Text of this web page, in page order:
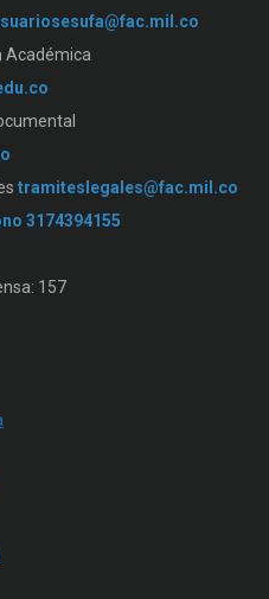
Académica
tramiteslegales@fac.mil.co
3174394155
157